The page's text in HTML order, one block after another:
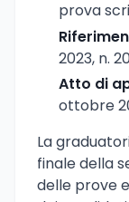
prova
2023, n.
Atto di
ottobre
La
finale della
delle prove